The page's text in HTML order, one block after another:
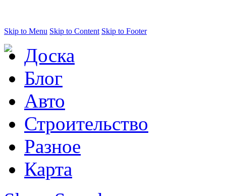
Skip to Menu Skip to Content Skip to Footer
Доска
Блог
Авто
Строительство
Разное
Карта